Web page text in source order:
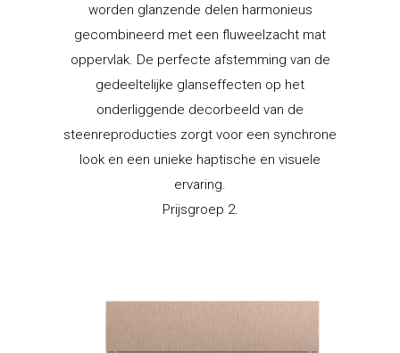
worden glanzende delen harmonieus
gecombineerd met een fluweelzacht mat
oppervlak. De perfecte afstemming van de
gedeeltelijke glanseffecten op het
onderliggende decorbeeld van de
steenreproducties zorgt voor een synchrone
look en een unieke haptische en visuele
ervaring.
Prijsgroep 2.